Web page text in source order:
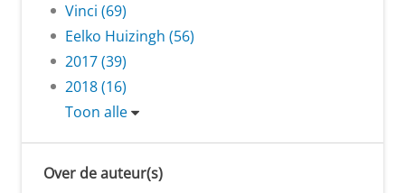
Vinci (69)
Eelko Huizingh (56)
2017 (39)
2018 (16)
Toon alle
Over de auteur(s)